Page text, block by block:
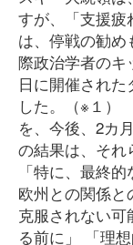
すが、「支援疲
は、停戦の勧
際政治学者のキ
日に開催され
した。（※１）
を、今後、2カ
の結果は、それ
「特に、最終
欧州との関係と
克服されない
る前に」 「理